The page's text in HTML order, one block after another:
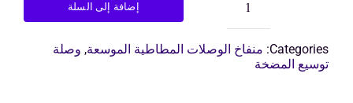
كمية
مفصل
مرن
مزدوج
إضافة إلى السلة
Categories: منفاخ الوصلات المطاطية الموسعة, وصلة
توسيع المضخة